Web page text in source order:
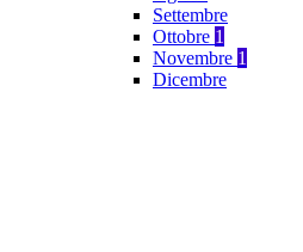
Settembre
Ottobre 1
Novembre 1
Dicembre